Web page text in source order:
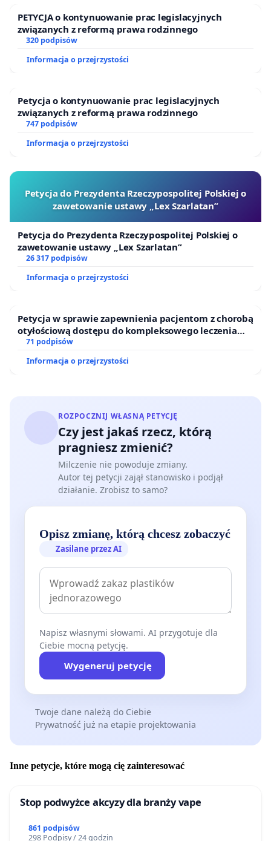
PETYCJA o kontynuowanie prac legislacyjnych
związanych z reformą prawa rodzinnego
320 podpisów
Informacja o przejrzystości
Petycja o kontynuowanie prac legislacyjnych
związanych z reformą prawa rodzinnego
747 podpisów
Informacja o przejrzystości
Petycja do Prezydenta Rzeczypospolitej Polskiej o
zawetowanie ustawy „Lex Szarlatan”
Petycja do Prezydenta Rzeczypospolitej Polskiej o
zawetowanie ustawy „Lex Szarlatan”
26 317 podpisów
Informacja o przejrzystości
Petycja w sprawie zapewnienia pacjentom z chorobą
otyłościową dostępu do kompleksowego leczenia
oraz programów profilaktycznych.
71 podpisów
Informacja o przejrzystości
ROZPOCZNIJ WŁASNĄ PETYCJĘ
Czy jest jakaś rzecz, którą
pragniesz zmienić?
Milczenie nie powoduje zmiany.
Autor tej petycji zajął stanowisko i podjął
działanie. Zrobisz to samo?
Opisz zmianę, którą chcesz zobaczyć
Zasilane przez AI
Napisz własnymi słowami. AI przygotuje dla
Ciebie mocną petycję.
Wygeneruj petycję
Twoje dane należą do Ciebie
Prywatność już na etapie projektowania
Inne petycje, które mogą cię zainteresować
Stop podwyżce akcyzy dla branży vape
861 podpisów
298 Podpisy / 24 godzin